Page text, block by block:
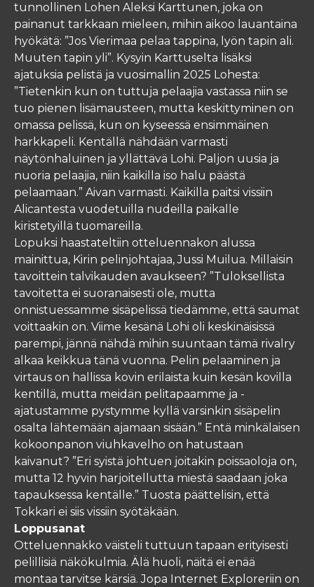
tunnollinen Lohen Aleksi Karttunen, joka on
painanut tarkkaan mieleen, mihin aikoo lauantaina
hyökätä: ”Jos Vierimaa pelaa tappina, lyön tapin ali.
Muuten tapin yli”. Kysyin Karttuselta lisäksi
ajatuksia pelistä ja vuosimallin 2025 Lohesta:
”Tietenkin kun on tuttuja pelaajia vastassa niin se
tuo pienen lisämausteen, mutta keskittyminen on
omassa pelissä, kun on kyseessä ensimmäinen
harkkapeli. ⁠Kentällä nähdään varmasti
näytönhaluinen ja yllättävä Lohi. Paljon uusia ja
nuoria pelaajia, niin kaikilla iso halu päästä
pelaamaan.” Aivan varmasti. Kaikilla paitsi vissiin
Alicantesta vuodetuilla nudeilla paikalle
kiristetyillä tuomareilla.
Lopuksi haastateltiin otteluennakon alussa
mainittua, Kirin pelinjohtajaa, Jussi Muilua. Millaisin
tavoittein talvikauden avaukseen? ”Tuloksellista
tavoitetta ei suoranaisesti ole, mutta
onnistuessamme sisäpelissä tiedämme, että saumat
voittaakin on. Viime kesänä Lohi oli keskinäisissä
parempi, jännä nähdä mihin suuntaan tämä rivalry
alkaa keikkua tänä vuonna. Pelin pelaaminen ja
virtaus on hallissa kovin erilaista kuin kesän kovilla
kentillä, mutta meidän pelitapaamme ja -
ajatustamme pystymme kyllä varsinkin sisäpelin
osalta lähtemään ajamaan sisään.” Entä minkälaisen
kokoonpanon viuhkavelho on hatustaan
kaivanut? ”Eri syistä johtuen joitakin poissaoloja on,
mutta 12 hyvin harjoitellutta miestä saadaan joka
tapauksessa kentälle.” Tuosta päättelisin, että
Tokkari ei siis vissiin syötäkään.
Loppusanat
Otteluennakko väisteli tuttuun tapaan erityisesti
pelillisiä näkökulmia. Älä huoli, näitä ei enää
montaa tarvitse kärsiä. Jopa Internet Exploreriin on